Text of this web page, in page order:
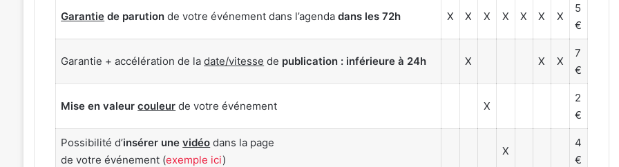
Garantie de parution de votre événement dans l’agendadans les 72h X X X X X X X
5
€
Garantie + accélération de ladate/vitesse de publication : inférieure à 24h X X X
7
€
Mise en valeurcouleur de votre événement X
2
€
Possibilité d’insérer unevidéo dans la page
de votre événement (exemple ici)
X
4
€